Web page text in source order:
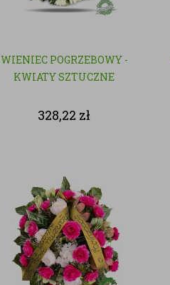
WIENIEC POGRZEBOWY -
KWIATY SZTUCZNE
328,22 zł